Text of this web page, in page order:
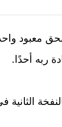
معبود
ربه أحدًا.
الثانية